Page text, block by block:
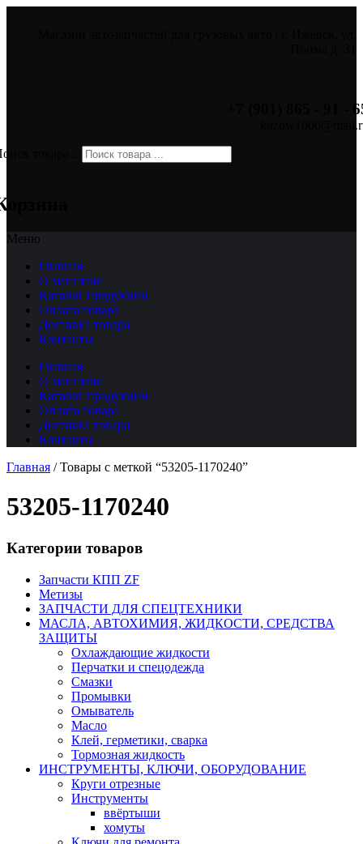
+7 (901) 865 - 91 -
товара ...
Меню
Главная
О магазине
Каталог продукции
Оплата товара
Доставка товара
Контакты
Главная
О магазине
Каталог продукции
Оплата товара
Доставка товара
Контакты
Главная /Товары с меткой “53205-1170240”
53205-1170240
Категории товаров
Запчасти КПП ZF
Метизы
ЗАПЧАСТИ ДЛЯ СПЕЦТЕХНИКИ
МАСЛА, АВТОХИМИЯ, ЖИДКОСТИ, СРЕДСТВА
ЗАЩИТЫ
Охлаждающие жидкости
Перчатки и спецодежда
Смазки
Промывки
Омыватель
Масло
Клей, герметики, сварка
Тормозная жидкость
ИНСТРУМЕНТЫ, КЛЮЧИ, ОБОРУДОВАНИЕ
Круги отрезные
Инструменты
ввёртыши
хомуты